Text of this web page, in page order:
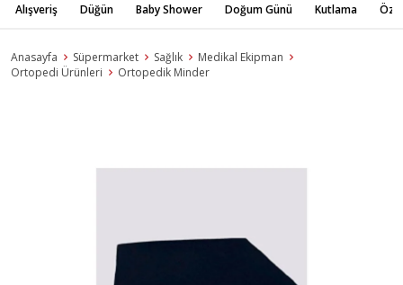
Alışveriş Düğün Baby Shower Doğum Günü Kutlama
Anasayfa Süpermarket Sağlık
Medikal Ekipman
Ortopedi Ürünleri
Ortopedik Minder